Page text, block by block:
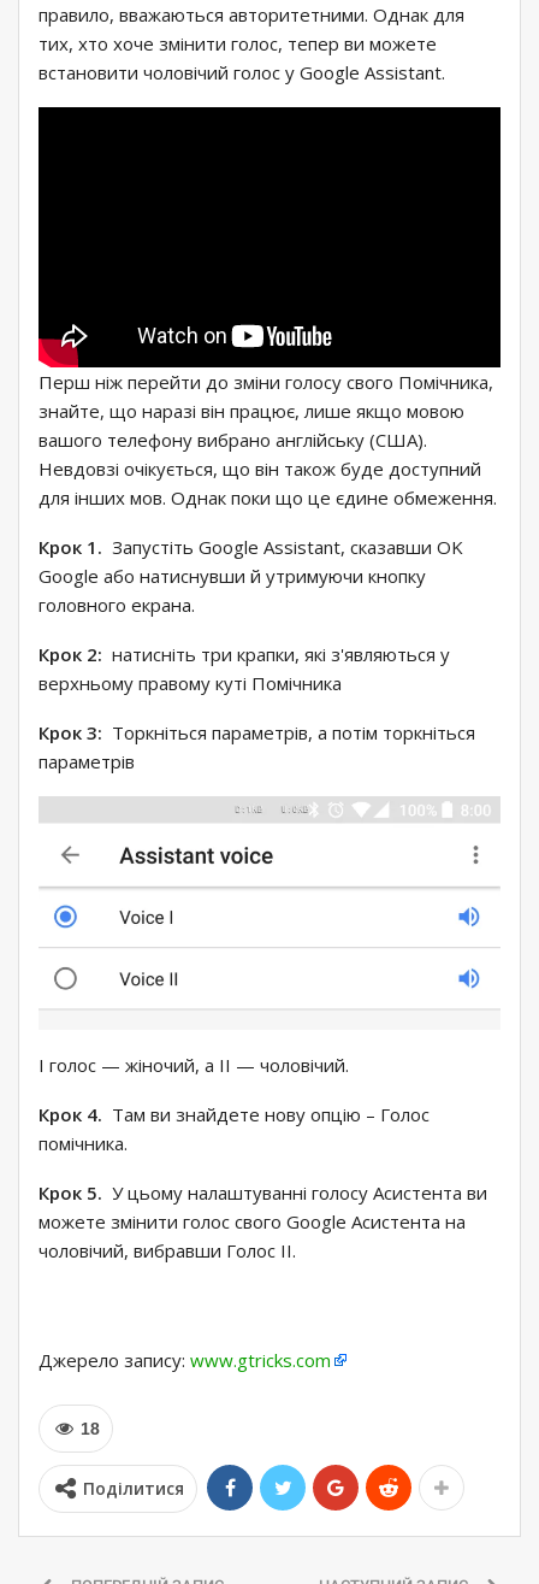
правило, вважаються авторитетними. Однак для
тих, хто хоче змінити голос, тепер ви можете
встановити чоловічий голос у Google Assistant.
Перш ніж перейти до зміни голосу свого Помічника,
знайте, що наразі він працює, лише якщо мовою
вашого телефону вибрано англійську (США).
Невдовзі очікується, що він також буде доступний
для інших мов. Однак поки що це єдине обмеження.
Крок 1. Запустіть Google Assistant, сказавши OK
Google або натиснувши й утримуючи кнопку
головного екрана.
Крок 2: натисніть три крапки, які з'являються у
верхньому правому куті Помічника
Крок 3: Торкніться параметрів, а потім торкніться
параметрів
І голос — жіночий, а ІІ — чоловічий.
Крок 4. Там ви знайдете нову опцію – Голос
помічника.
Крок 5. У цьому налаштуванні голосу Асистента ви
можете змінити голос свого Google Асистента на
чоловічий, вибравши Голос II.
Джерело запису: www.gtricks.com
18
Поділитися